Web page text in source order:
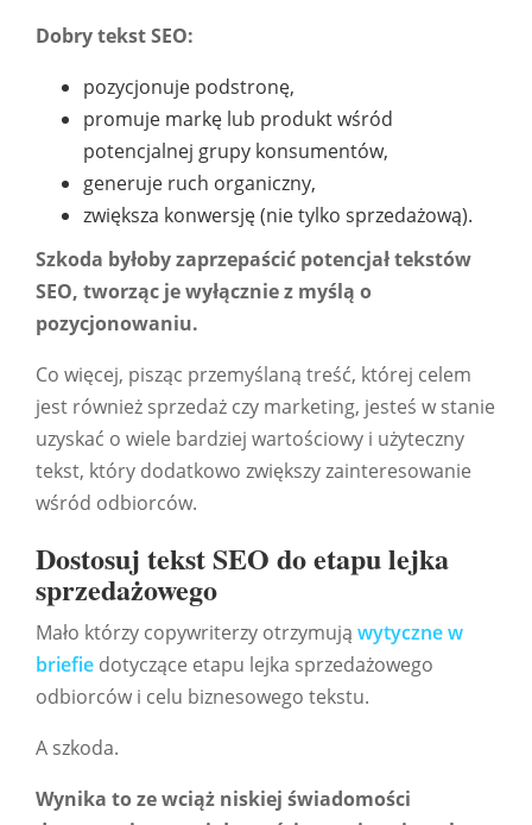
Dobry tekst SEO:
pozycjonuje podstronę,
promuje markę lub produkt wśród
potencjalnej grupy konsumentów,
generuje ruch organiczny,
zwiększa konwersję (nie tylko sprzedażową).
Szkoda byłoby zaprzepaścić potencjał tekstów
SEO, tworząc je wyłącznie z myślą o
pozycjonowaniu.
Co więcej, pisząc przemyślaną treść, której celem
jest również sprzedaż czy marketing, jesteś w stanie
uzyskać o wiele bardziej wartościowy i użyteczny
tekst, który dodatkowo zwiększy zainteresowanie
wśród odbiorców.
Dostosuj tekst SEO do etapu lejka
sprzedażowego
Mało którzy copywriterzy otrzymują wytyczne w
briefie dotyczące etapu lejka sprzedażowego
odbiorców i celu biznesowego tekstu.
A szkoda.
Wynika to ze wciąż niskiej świadomości